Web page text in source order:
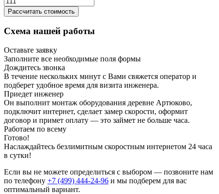
Рассчитать стоимость
Схема нашей работы
Оставьте заявку
Заполните все необходимые поля формы
Дождитесь звонка
В течение нескольких минут с Вами свяжется оператор и
подберет удобное время для визита инженера.
Приедет инженер
Он выполнит монтаж оборудования деревне Артюково,
подключит интернет, сделает замер скорости, оформит
договор и примет оплату — это займет не больше часа.
Работаем по всему
Готово!
Наслаждайтесь безлимитным скоростным интернетом 24 часа
в сутки!
Если вы не можете определиться с выбором — позвоните нам
по телефону +7 (499) 444-24-96 и мы подберем для вас
оптимальный вариант.